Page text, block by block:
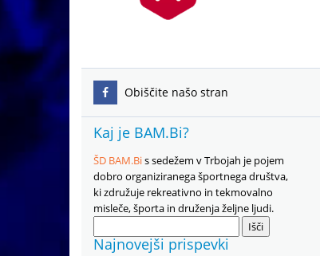
Obiščite našo stran
Kaj je BAM.Bi?
ŠD BAM.Bis sedežem v Trbojah je pojem
dobro organiziranega športnega društva,
ki združuje rekreativno in tekmovalno
misleče, športa in druženja željne ljudi.
Najnovejši prispevki